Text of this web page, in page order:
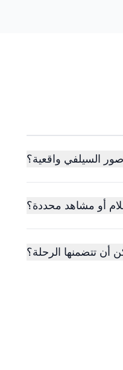
السيلفي واقعية؟
أو مشاهد محددة؟
أن تتضمنها الرحلة؟